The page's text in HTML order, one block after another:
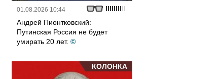
01.08.2026 10:44
Андрей Пионтковский:
Путинская Россия не будет
умирать 20 лет. ©
КОЛОНКА